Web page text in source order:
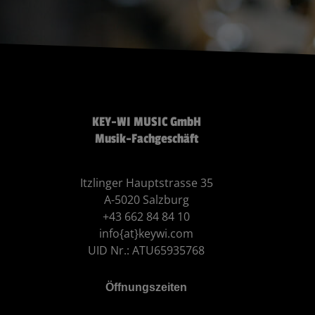
KEY-WI MUSIC GmbH
Musik-Fachgeschäft
Itzlinger Hauptstrasse 35
A-5020 Salzburg
+43 662 84 84 10
info{at}keywi.com
UID Nr.: ATU65935768
Öffnungszeiten